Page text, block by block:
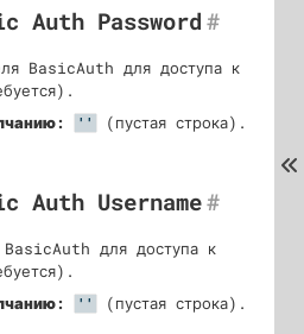
Auth Password #
BasicAuth для доступа к
''
(пустая строка).
Auth Username#
BasicAuth для доступа к
'' (пустая строка).